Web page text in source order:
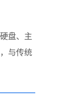
盘、主
与传统